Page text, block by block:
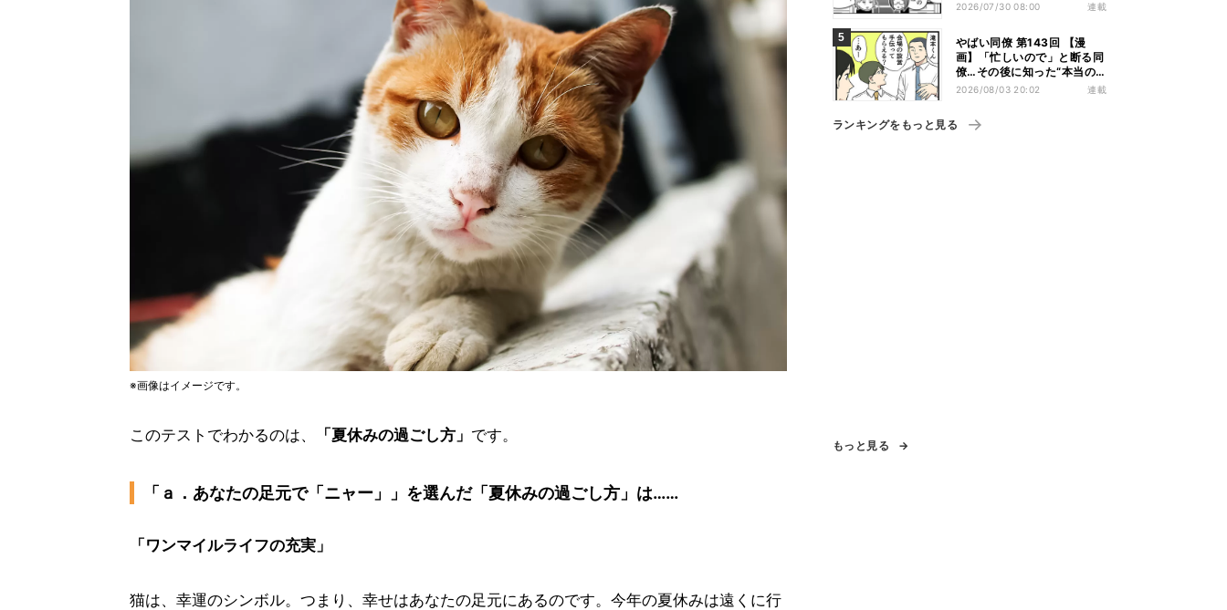
※画像はイメージです。
このテストでわかるのは、 「夏休みの過ごし方」 です。
「ａ．あなたの足元で「ニャー」」を選んだ「夏休みの過ごし方」は……
「ワンマイルライフの充実」
猫は、幸運のシンボル。つまり、幸せはあなたの足元にあるのです。今年の夏休みは遠くに行
別の業務
2026/07/30 08:00 連載
やばい同僚 第143回 【漫
画】「忙しいので」と断る同
僚…その後に知った“本当の
理由”とは?
2026/08/03 20:02 連載
ランキングをもっと見る
もっと見る